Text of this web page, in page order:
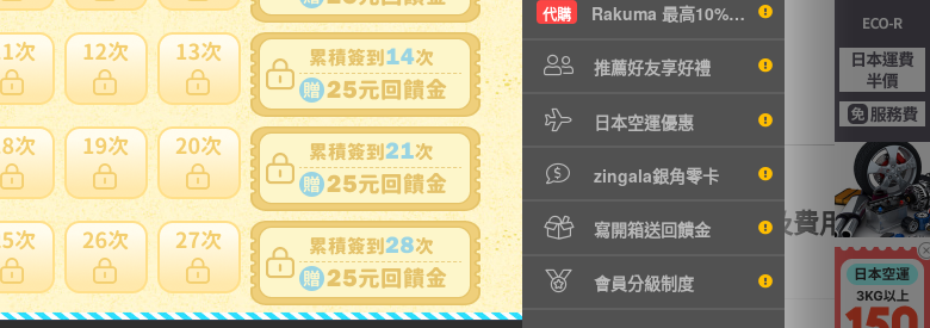
代購 Rakuma 最高10%現折
推薦好友享好禮
日本空運優惠
zingala銀角零卡
寫開箱送回饋金
會員分級制度
0~0件 / 0件跳至頁
理 運送損壞全額理賠 全透明資訊及費用